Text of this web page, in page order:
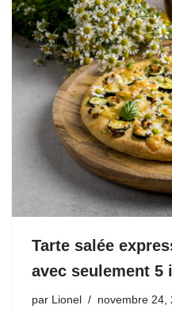
Tarte salée
avec seulement 5
par Lionel novembre 24,